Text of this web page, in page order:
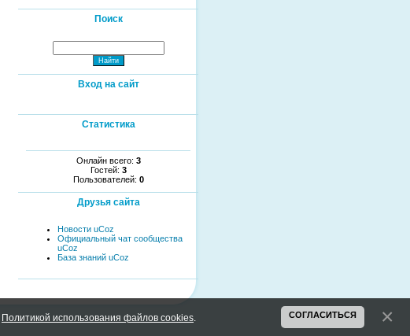
Поиск
Вход на сайт
Статистика
Онлайн всего: 3
Гостей: 3
Пользователей: 0
Друзья сайта
Новости uCoz
Официальный чат сообщества
uCoz
База знаний uCoz
Политикой использования файлов cookies СОГЛАСИТЬСЯ